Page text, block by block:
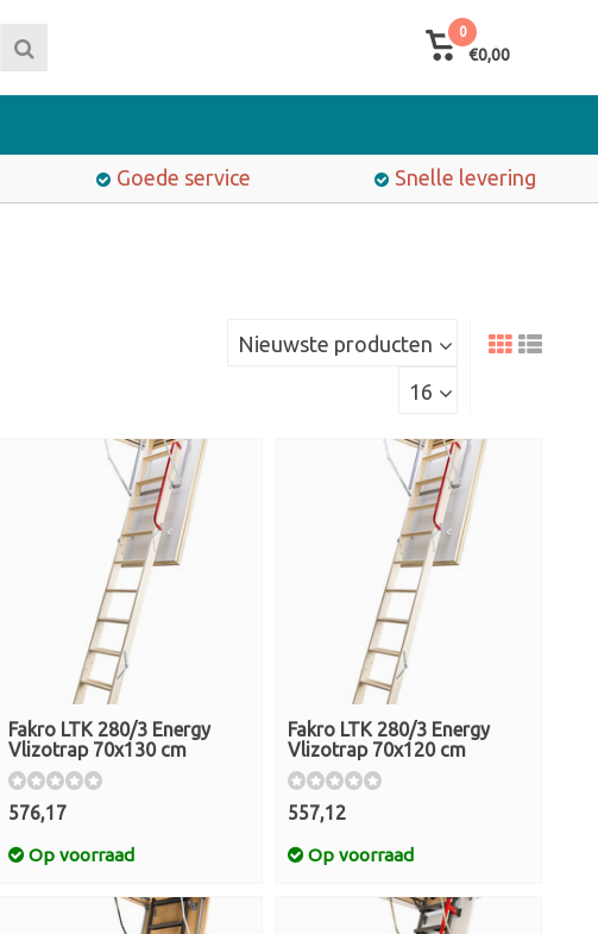
0
€0,00
Goede service Snelle levering
Nieuwste producten
16
Fakro LTK 280/3 Energy
Vlizotrap 70x130 cm
576,17
Op voorraad
Fakro LTK 280/3 Energy
Vlizotrap 70x120 cm
557,12
Op voorraad